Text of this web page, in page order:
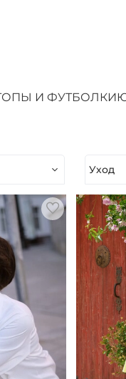
И ФУТБОЛКИ
Уход